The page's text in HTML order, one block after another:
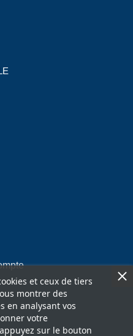
et ceux de tiers
montrer des
en analysant vos
votre
sur le bouton